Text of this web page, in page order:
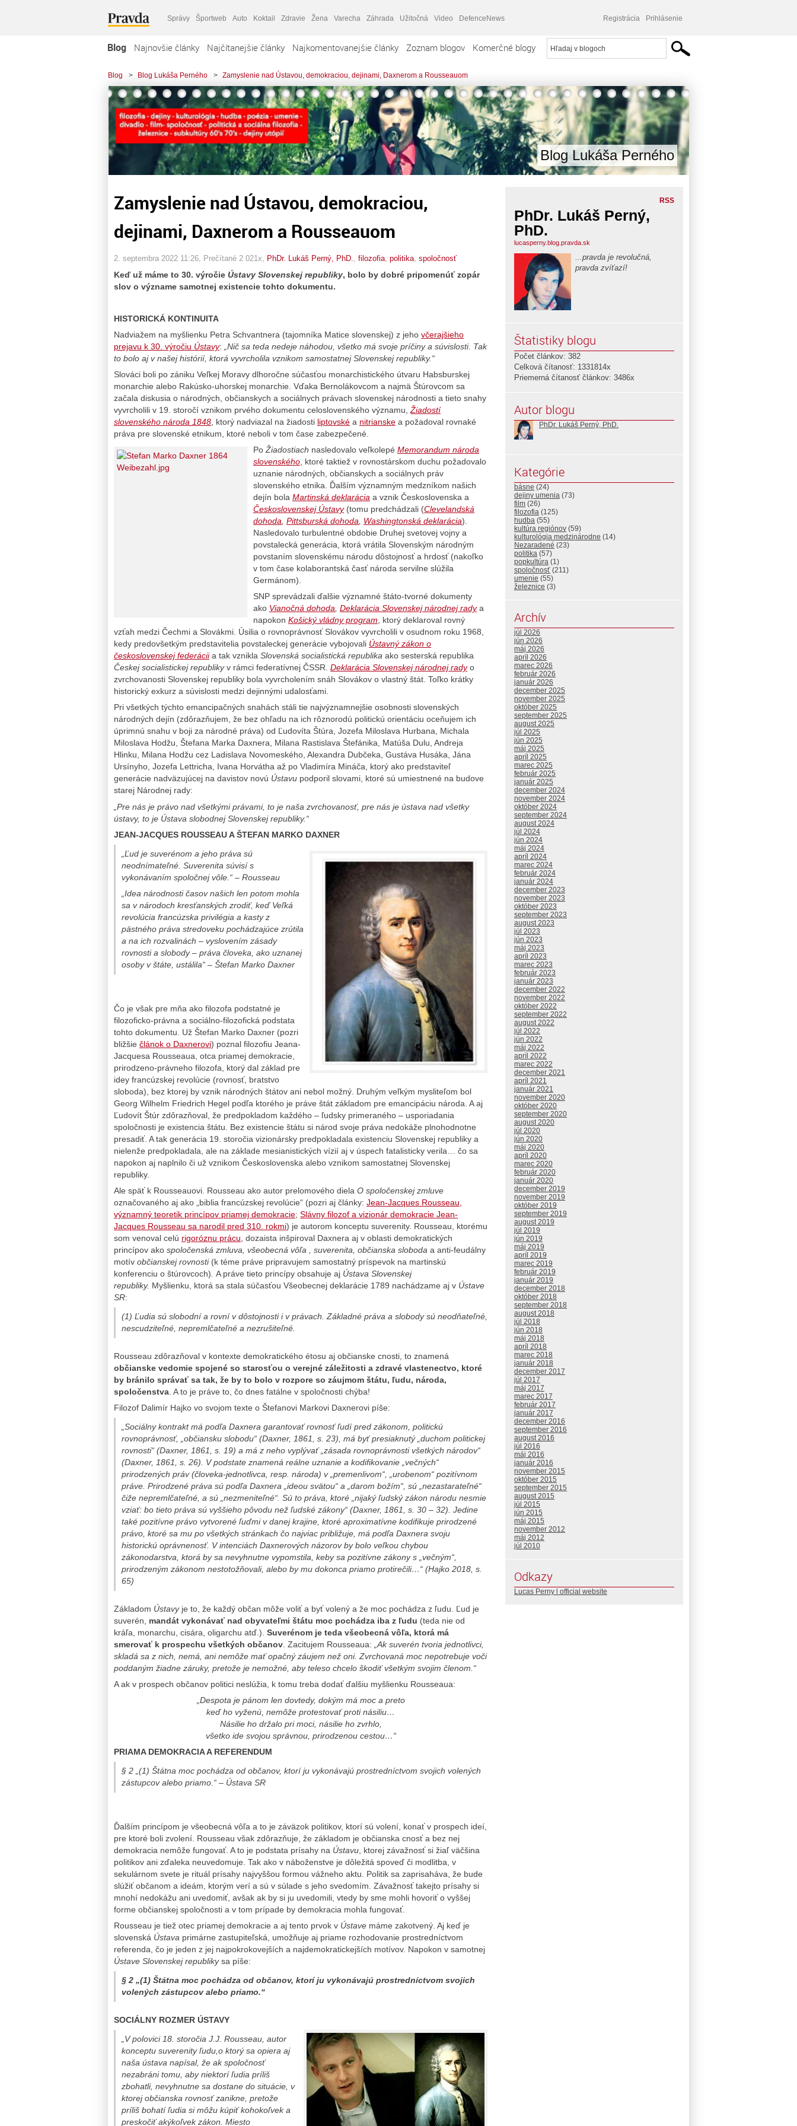
Správy Športweb Auto Koktail Zdravie Žena Varecha Záhrada Užitočná Video DefenceNews Registrácia Prihlásenie
Blog Najnovšie články Najčítanejšie články Najkomentovanejšie články Zoznam blogov Komerčné blogy
Blog > Blog Lukáša Perného > Zamyslenie nad Ústavou, demokraciou, dejinami, Daxnerom a Rousseauom
Blog Lukáša Perného
Zamyslenie nad Ústavou, demokraciou,
dejinami, Daxnerom a Rousseauom
2. septembra 2022 11:26 , Prečítané 2 021x, PhDr. Lukáš Perný, PhD. filozofia politika spoločnosť
Keď už máme to 30. výročie Ústavy Slovenskej republiky, bolo by dobré pripomenúť zopár
slov o význame samotnej existencie tohto dokumentu.
HISTORICKÁ KONTINUITA
Nadviažem na myšlienku Petra Schvantnera (tajomníka Matice slovenskej) z jeho včerajšieho
prejavu k 30. výročiu Ústavy:
„Nič sa teda nedeje náhodou, všetko má svoje príčiny a súvislosti. Tak
to bolo aj v našej histórií, ktorá vyvrcholila vznikom samostatnej Slovenskej republiky.“
Slováci boli po zániku Veľkej Moravy dlhoročne súčasťou monarchistického útvaru Habsburskej
monarchie alebo Rakúsko-uhorskej monarchie. Vďaka Bernolákovcom a najmä Štúrovcom sa
začala diskusia o národných, občianskych a sociálnych právach slovenskej národnosti a tieto snahy
vyvrcholili v 19. storočí vznikom prvého dokumentu celoslovenského významu, Žiadostí
slovenského národa 1848 , ktorý nadviazal na žiadosti liptovské a nitrianske a požadoval rovnaké
práva pre slovenské etnikum, ktoré neboli v tom čase zabezpečené.
PoŽiadostiach nasledovalo veľkolepé Memorandum národa
slovenského, ktoré taktiež v rovnostárskom duchu požadovalo
uznanie národných, občianskych a sociálnych práv
slovenského etnika. Ďalším významným medzníkom našich
dejín bola Martinská deklarácia a vznik Československa a
Československej Ústavy(tomu predchádzali (Clevelandská
dohoda, Pittsburská dohoda, Washingtonská deklarácia).
Nasledovalo turbulentné obdobie Druhej svetovej vojny a
povstalecká generácia, ktorá vrátila Slovenským národným
povstaním slovenskému národu dôstojnosť a hrdosť (nakoľko
v tom čase kolaborantská časť národa servilne slúžila
Germánom).
SNP sprevádzali ďalšie významné štáto-tvorné dokumenty
ako Vianočná dohoda, Deklarácia Slovenskej národnej radya
napokon Košický vládny program, ktorý deklaroval rovný
vzťah medzi Čechmi a Slovákmi. Úsilia o rovnoprávnosť Slovákov vyvrcholili v osudnom roku 1968,
kedy predovšetkým predstavitelia povstaleckej generácie vybojovali Ústavný zákon o
československej federáciia tak vznikla Slovenská socialistická republika ako sesterská republika
Českej socialistickej republikyv rámci federatívnej ČSSR. Deklarácia Slovenskej národnej radyo
zvrchovanosti Slovenskej republiky bola vyvrcholením snáh Slovákov o vlastný štát. Toľko krátky
historický exkurz a súvislosti medzi dejinnými udalosťami.
Pri všetkých týchto emancipačných snahách stáli tie najvýznamnejšie osobnosti slovenských
národných dejín (zdôrazňujem, že bez ohľadu na ich rôznorodú politickú orientáciu oceňujem ich
úprimnú snahu v boji za národné práva) od Ľudovíta Štúra, Jozefa Miloslava Hurbana, Michala
Miloslava Hodžu, Štefana Marka Daxnera, Milana Rastislava Štefánika, Matúša Dulu, Andreja
Hlinku, Milana Hodžu cez Ladislava Novomeského, Alexandra Dubčeka, Gustáva Husáka, Jána
Ursínyho, Jozefa Lettricha, Ivana Horvátha až po Vladimíra Mináča, ktorý ako predstaviteľ
generácie nadväzujúcej na davistov novú Ústavu podporil slovami, ktoré sú umiestnené na budove
starej Národnej rady:
„Pre nás je právo nad všetkými právami, to je naša zvrchovanosť, pre nás je ústava nad všetky
ústavy, to je Ústava slobodnej Slovenskej republiky.“
JEAN-JACQUES ROUSSEAU A ŠTEFAN MARKO DAXNER
„Ľud je suverénom a jeho práva sú
neodnímateľné. Suverenita súvisí s
vykonávaním spoločnej vôle.“ – Rousseau
„Idea národnosti časov našich len potom mohla
sa v národoch kresťanských zrodiť, keď Veľká
revolúcia francúzska privilégia a kasty z
pästného práva stredoveku pochádzajúce zrútila
a na ich rozvalinách – vyslovením zásady
rovnosti a slobody – práva človeka, ako uznanej
osoby v štáte, ustálila“ – Štefan Marko Daxner
Čo je však pre mňa ako filozofa podstatné je
filozoficko-právna a sociálno-filozofická podstata
tohto dokumentu. Už Štefan Marko Daxner (pozri
bližšie článok o Daxnerovi) poznal filozofiu Jeana-
Jacquesa Rousseaua, otca priamej demokracie,
prirodzeno-právneho filozofa, ktorý dal základ pre
idey francúzskej revolúcie (rovnosť, bratstvo
sloboda), bez ktorej by vznik národných štátov ani nebol možný. Druhým veľkým mysliteľom bol
Georg Wilhelm Friedrich Hegel podľa ktorého je práve štát základom pre emancipáciu národa. A aj
Ľudovít Štúr zdôrazňoval, že predpokladom každého – ľudsky primeraného – usporiadania
spoločnosti je existencia štátu. Bez existencie štátu si národ svoje práva nedokáže plnohodnotne
presadiť. A tak generácia 19. storočia vizionársky predpokladala existenciu Slovenskej republiky a
nielenže predpokladala, ale na základe mesianistických vízií aj v úspech fatalisticky verila… čo sa
napokon aj naplnilo či už vznikom Československa alebo vznikom samostatnej Slovenskej
republiky.
Ale späť k Rousseauovi. Rousseau ako autor prelomového diela O spoločenskej zmluve
označovaného aj ako „biblia francúzskej revolúcie“ (pozri aj články: Jean-Jacques Rousseau,
významný teoretik princípov priamej demokracie; Slávny filozof a vizionár demokracie Jean-
Jacques Rousseau sa narodil pred 310. rokmi) je autorom konceptu suverenity. Rousseau, ktorému
som venoval celú rigoróznu prácu , dozaista inšpiroval Daxnera aj v oblasti demokratických
princípov ako spoločenská zmluva, všeobecná vôľa , suverenita, občianska sloboda a anti-feudálny
motív občianskej rovnosti(k téme práve pripravujem samostatný príspevok na martinskú
konferenciu o štúrovcoch) A práve tieto princípy obsahuje aj Ústava Slovenskej
republiky. Myšlienku, ktorá sa stala súčasťou Všeobecnej deklarácie 1789 nachádzame aj v Ústave
SR:
(1) Ľudia sú slobodní a rovní v dôstojnosti i v právach. Základné práva a slobody sú neodňateľné,
nescudziteľné, nepremlčateľné a nezrušiteľné.
Rousseau zdôrazňoval v kontexte demokratického étosu aj občianske cnosti, to znamená
občianske vedomie spojené so starosťou o verejné záležitosti a zdravé vlastenectvo, ktoré
by bránilo správať sa tak, že by to bolo v rozpore so záujmom štátu, ľudu, národa,
spoločenstva . A to je práve to, čo dnes fatálne v spoločnosti chýba!
Filozof Dalimír Hajko vo svojom texte o Štefanovi Markovi Daxnerovi píše:
„Sociálny kontrakt má podľa Daxnera garantovať rovnosť ľudí pred zákonom, politickú
rovnoprávnosť, „občiansku slobodu“ (Daxner, 1861, s. 23), má byť presiaknutý „duchom politickej
rovnosti“ (Daxner, 1861, s. 19) a má z neho vyplývať „zásada rovnoprávnosti všetkých národov“
(Daxner, 1861, s. 26). V podstate znamená reálne uznanie a kodifikovanie „večných“
prirodzených práv (človeka-jednotlivca, resp. národa) v „premenlivom“, „urobenom“ pozitívnom
práve. Prirodzené práva sú podľa Daxnera „ideou svätou“ a „darom božím“, sú „nezastarateľné“
čiže nepremlčateľné, a sú „nezmeniteľné“. Sú to práva, ktoré „nijaký ľudský zákon národu nesmie
vziať: bo tieto práva sú vyššieho pôvodu než ľudské zákony“ (Daxner, 1861, s. 30 – 32). Jedine
také pozitívne právo vytvorené ľuďmi v danej krajine, ktoré aproximatívne kodifikuje prirodzené
právo, ktoré sa mu po všetkých stránkach čo najviac približuje, má podľa Daxnera svoju
historickú oprávnenosť. V intenciách Daxnerových názorov by bolo veľkou chybou
zákonodarstva, ktorá by sa nevyhnutne vypomstila, keby sa pozitívne zákony s „večným“,
prirodzeným zákonom nestotožňovali, alebo by mu dokonca priamo protirečili…“ (Hajko 2018, s.
65)
Základom Ústavyje to, že každý občan môže voliť a byť volený a že moc pochádza z ľudu. Ľud je
suverén, mandát vykonávať nad obyvateľmi štátu moc pochádza iba z ľudu (teda nie od
kráľa, monarchu, cisára, oligarchu atď.). Suverénom je teda všeobecná vôľa, ktorá má
smerovať k prospechu všetkých občanov . Zacitujem Rousseaua: „Ak suverén tvoria jednotlivci,
skladá sa z nich, nemá, ani nemôže mať opačný záujem než oni. Zvrchovaná moc nepotrebuje voči
poddaným žiadne záruky, pretože je nemožné, aby teleso chcelo škodiť všetkým svojim členom.“
A ak v prospech občanov politici neslúžia, k tomu treba dodať ďalšiu myšlienku Rousseaua:
„Despota je pánom len dovtedy, dokým má moc a preto
keď ho vyženú, nemôže protestovať proti násiliu…
Násilie ho držalo pri moci, násilie ho zvrhlo,
všetko ide svojou správnou, prirodzenou cestou…“
PRIAMA DEMOKRACIA A REFERENDUM
§ 2 „(1) Štátna moc pochádza od občanov, ktorí ju vykonávajú prostredníctvom svojich volených
zástupcov alebo priamo.“ – Ústava SR
Ďalším princípom je všeobecná vôľa a to je záväzok politikov, ktorí sú volení, konať v prospech ideí,
pre ktoré boli zvolení. Rousseau však zdôrazňuje, že základom je občianska cnosť a bez nej
demokracia nemôže fungovať. A to je podstata prísahy na Ústavu , ktorej závažnosť si žiaľ väčšina
politikov ani zďaleka neuvedomuje. Tak ako v náboženstve je dôležitá spoveď či modlitba, v
sekulárnom svete je rituál prísahy najvyššou formou vážneho aktu. Politik sa zaprisaháva, že bude
slúžiť občanom a ideám, ktorým verí a sú v súlade s jeho svedomím. Závažnosť takejto prísahy si
mnohí nedokážu ani uvedomiť, avšak ak by si ju uvedomili, vtedy by sme mohli hovoriť o vyššej
forme občianskej spoločnosti a v tom prípade by demokracia mohla fungovať.
Rousseau je tiež otec priamej demokracie a aj tento prvok v Ústave máme zakotvený. Aj keď je
slovenská Ústava primárne zastupiteľská, umožňuje aj priame rozhodovanie prostredníctvom
referenda, čo je jeden z jej najpokrokovejších a najdemokratickejších motívov. Napokon v samotnej
Ústave Slovenskej republikysa píše:
§ 2 „(1) Štátna moc pochádza od občanov, ktorí ju vykonávajú prostredníctvom svojich
volených zástupcov alebo priamo.“
SOCIÁLNY ROZMER ÚSTAVY
„V polovici 18. storočia J.J. Rousseau, autor
konceptu suverenity ľudu,o ktorý sa opiera aj
naša ústava napísal, že ak spoločnosť
nezabráni tomu, aby niektorí ľudia príliš
zbohatli, nevyhnutne sa dostane do situácie, v
ktorej občianska rovnosť zanikne, pretože
príliš bohatí ľudia si môžu kúpiť kohokoľvek a
preskočiť akýkoľvek zákon. Miesto
RSS
PhDr. Lukáš Perný,
PhD.
lucasperny.blog.pravda.sk
...pravda je revolučná,
pravda zvíťazí!
Štatistiky blogu
Počet článkov: 382
Celková čítanosť: 1331814x
Priemerná čítanosť článkov: 3486x
Autor blogu
PhDr. Lukáš Perný, PhD.
Kategórie
básne (24)
dejiny umenia (73)
film (26)
filozofia (125)
hudba (55)
kultúra regiónov (59)
kulturológia medzinárodne (14)
Nezaradené (23)
politika (57)
popkultúra (1)
spoločnosť (211)
umenie (55)
železnice (3)
Archív
júl 2026
jún 2026
máj 2026
apríl 2026
marec 2026
február 2026
január 2026
december 2025
november 2025
október 2025
september 2025
august 2025
júl 2025
jún 2025
máj 2025
apríl 2025
marec 2025
február 2025
január 2025
december 2024
november 2024
október 2024
september 2024
august 2024
júl 2024
jún 2024
máj 2024
apríl 2024
marec 2024
február 2024
január 2024
december 2023
november 2023
október 2023
september 2023
august 2023
júl 2023
jún 2023
máj 2023
apríl 2023
marec 2023
február 2023
január 2023
december 2022
november 2022
október 2022
september 2022
august 2022
júl 2022
jún 2022
máj 2022
apríl 2022
marec 2022
december 2021
apríl 2021
január 2021
november 2020
október 2020
september 2020
august 2020
júl 2020
jún 2020
máj 2020
apríl 2020
marec 2020
február 2020
január 2020
december 2019
november 2019
október 2019
september 2019
august 2019
júl 2019
jún 2019
máj 2019
apríl 2019
marec 2019
február 2019
január 2019
december 2018
október 2018
september 2018
august 2018
júl 2018
jún 2018
máj 2018
apríl 2018
marec 2018
január 2018
december 2017
júl 2017
máj 2017
marec 2017
február 2017
január 2017
december 2016
september 2016
august 2016
júl 2016
máj 2016
január 2016
november 2015
október 2015
september 2015
august 2015
júl 2015
jún 2015
máj 2015
november 2012
máj 2012
júl 2010
Odkazy
Lucas Perny l official website